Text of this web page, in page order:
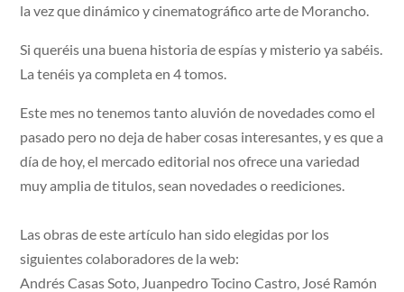
la vez que dinámico y cinematográfico arte de Morancho.
Si queréis una buena historia de espías y misterio ya sabéis.
La tenéis ya completa en 4 tomos.
Este mes no tenemos tanto aluvión de novedades como el
pasado pero no deja de haber cosas interesantes, y es que a
día de hoy, el mercado editorial nos ofrece una variedad
muy amplia de titulos, sean novedades o reediciones.
Las obras de este artículo han sido elegidas por los
siguientes colaboradores de la web:
Andrés Casas Soto, Juanpedro Tocino Castro, José Ramón